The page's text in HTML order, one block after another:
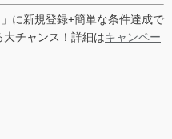
」に新規登録+簡単な条件達成で
大チャンス！詳細はキャンペー